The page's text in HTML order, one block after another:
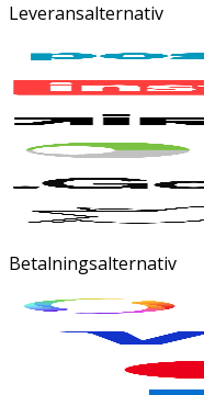
Leveransalternativ
Betalningsalternativ